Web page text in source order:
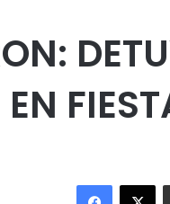
Facebook
X